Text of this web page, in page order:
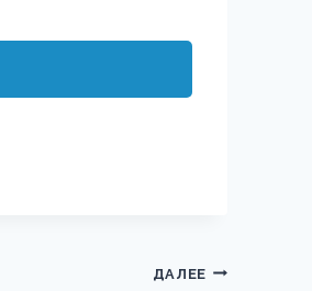
ДАЛЕЕ